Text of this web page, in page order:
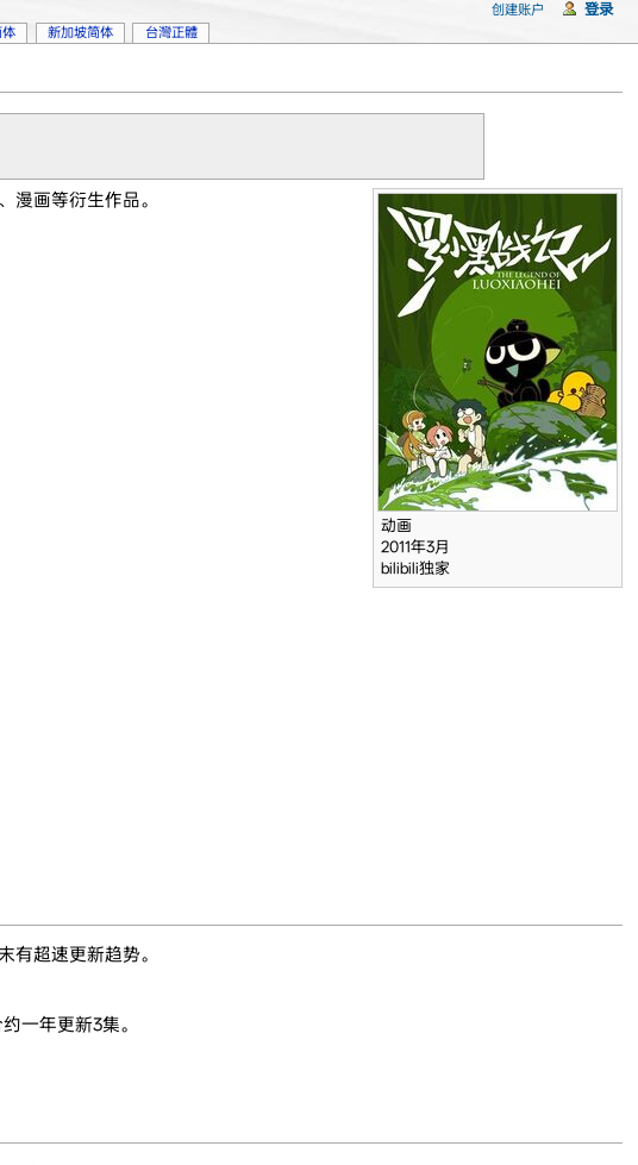
动画
2011年3月
bilibili独家
漫画等衍生作品。
有超速更新趋势。
一年更新3集。
新加坡简体 台灣正體
创建账户 登录